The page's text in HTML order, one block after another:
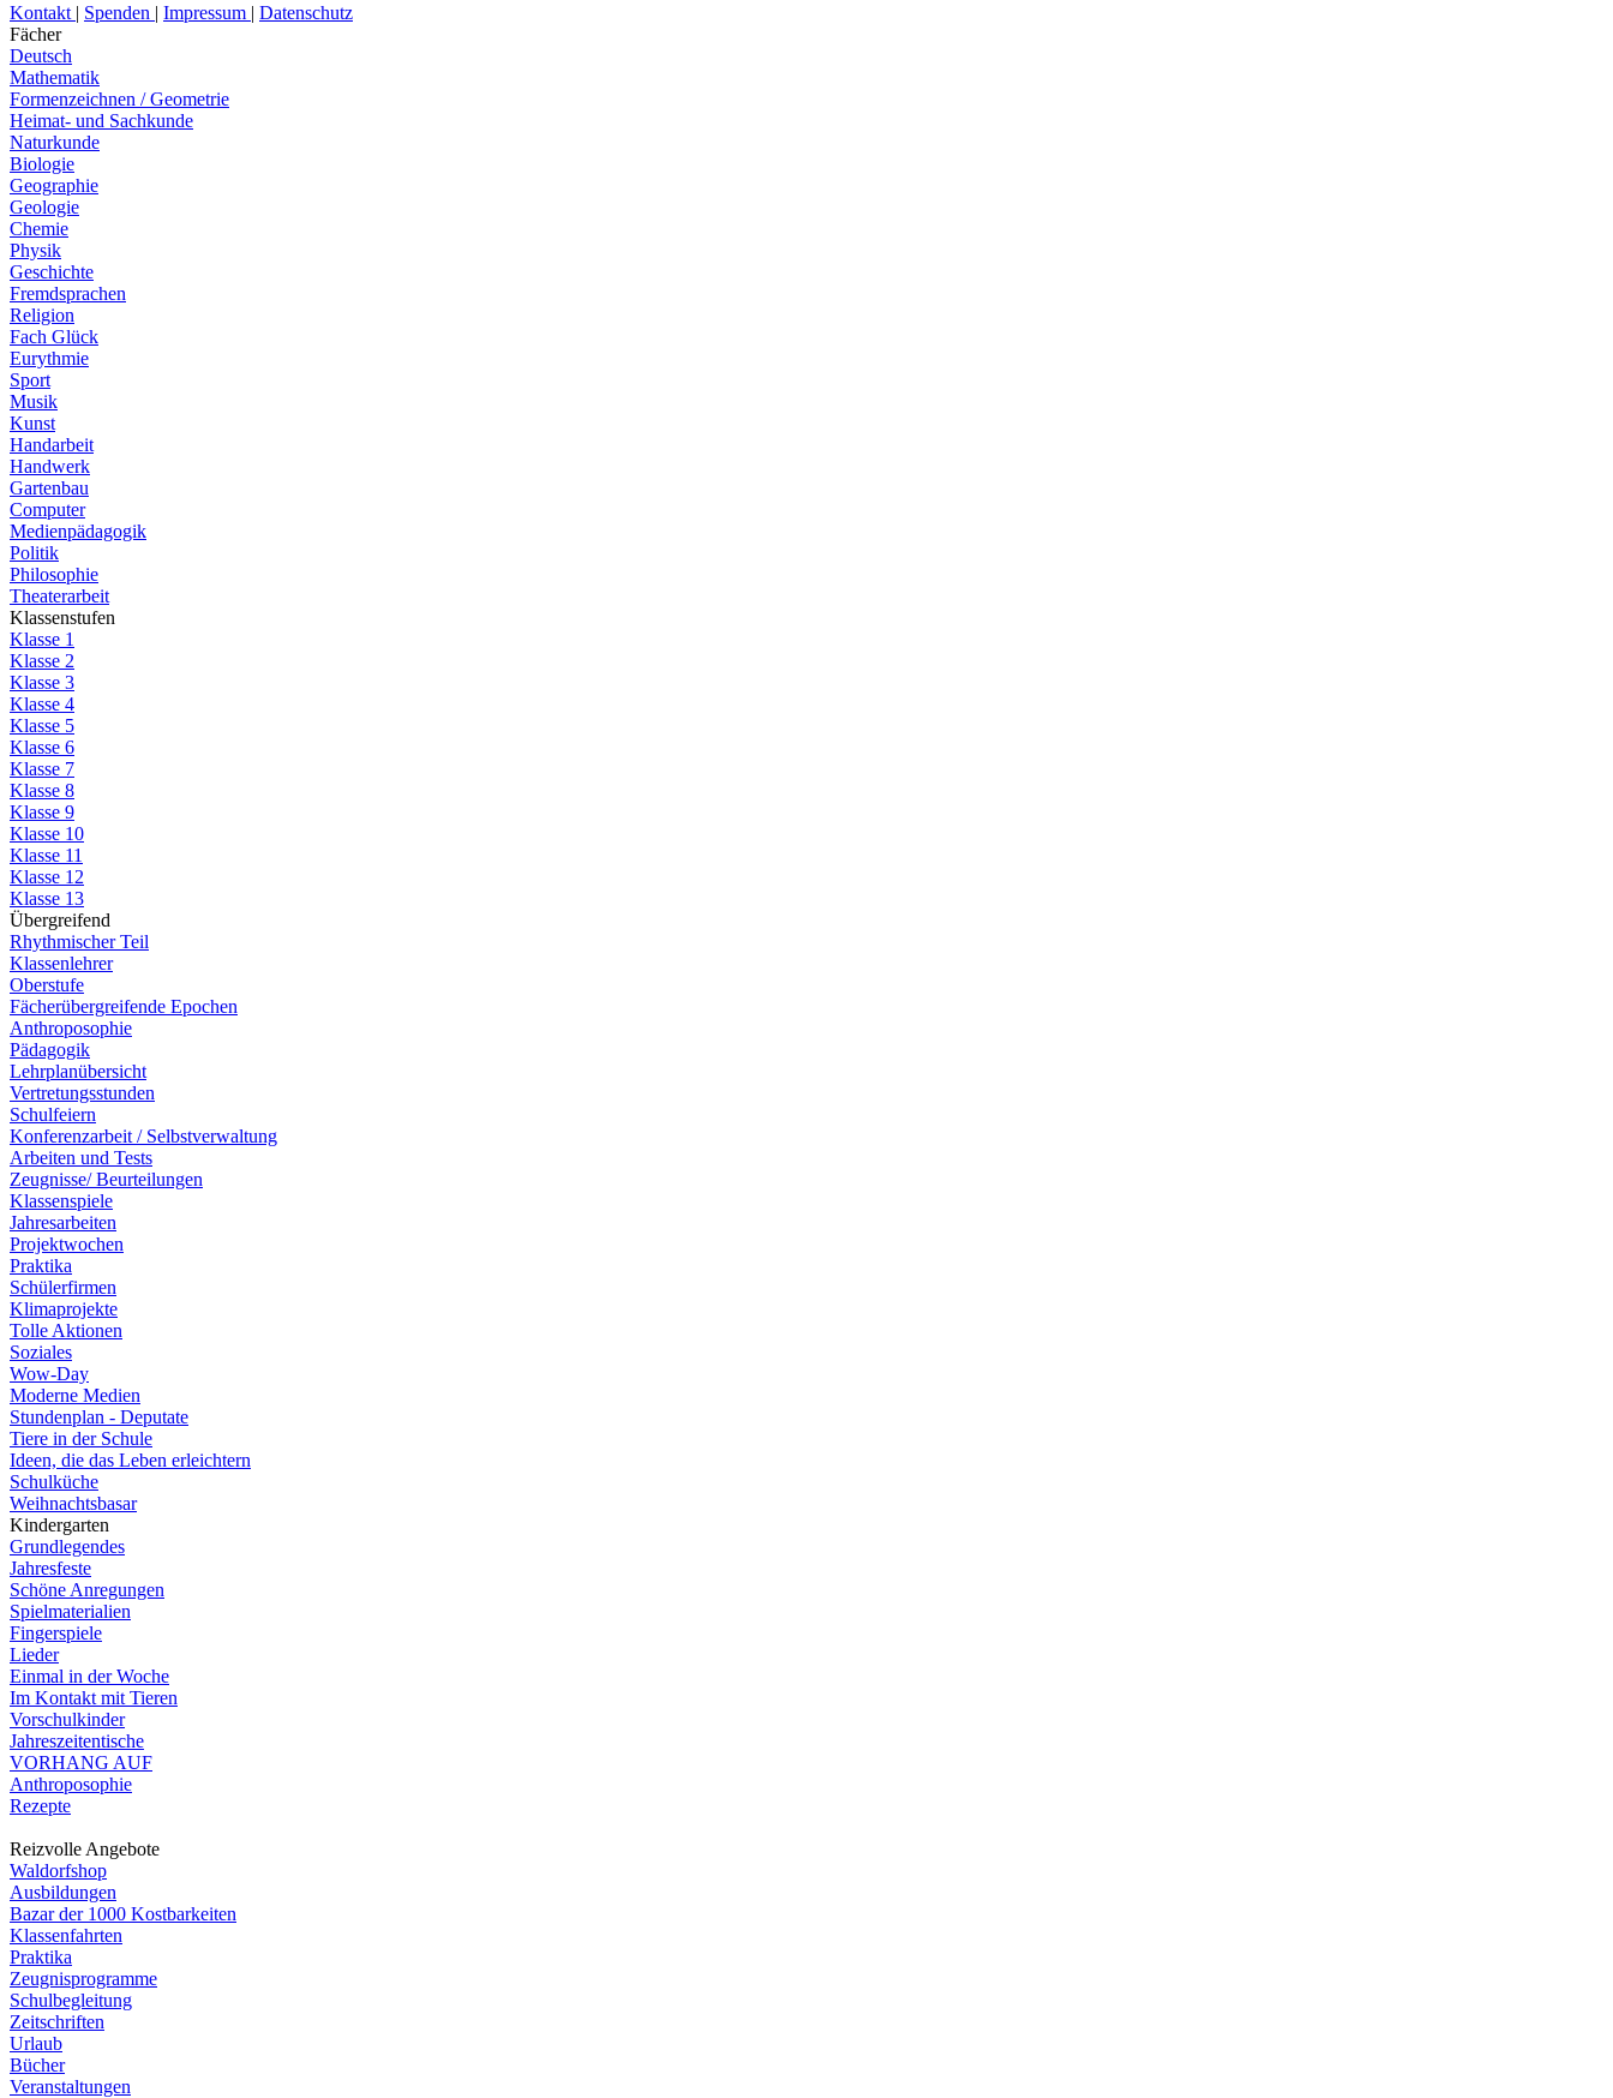
Kontakt | Spenden | Impressum | Datenschutz
Fächer
Deutsch
Mathematik
Formenzeichnen / Geometrie
Heimat- und Sachkunde
Naturkunde
Biologie
Geographie
Geologie
Chemie
Physik
Geschichte
Fremdsprachen
Religion
Fach Glück
Eurythmie
Sport
Musik
Kunst
Handarbeit
Handwerk
Gartenbau
Computer
Medienpädagogik
Politik
Philosophie
Theaterarbeit
Klassenstufen
Klasse 1
Klasse 2
Klasse 3
Klasse 4
Klasse 5
Klasse 6
Klasse 7
Klasse 8
Klasse 9
Klasse 10
Klasse 11
Klasse 12
Klasse 13
Übergreifend
Rhythmischer Teil
Klassenlehrer
Oberstufe
Fächerübergreifende Epochen
Anthroposophie
Pädagogik
Lehrplanübersicht
Vertretungsstunden
Schulfeiern
Konferenzarbeit / Selbstverwaltung
Arbeiten und Tests
Zeugnisse/ Beurteilungen
Klassenspiele
Jahresarbeiten
Projektwochen
Praktika
Schülerfirmen
Klimaprojekte
Tolle Aktionen
Soziales
Wow-Day
Moderne Medien
Stundenplan - Deputate
Tiere in der Schule
Ideen, die das Leben erleichtern
Schulküche
Weihnachtsbasar
Kindergarten
Grundlegendes
Jahresfeste
Schöne Anregungen
Spielmaterialien
Fingerspiele
Lieder
Einmal in der Woche
Im Kontakt mit Tieren
Vorschulkinder
Jahreszeitentische
VORHANG AUF
Anthroposophie
Rezepte
Reizvolle Angebote
Waldorfshop
Ausbildungen
Bazar der 1000 Kostbarkeiten
Klassenfahrten
Praktika
Zeugnisprogramme
Schulbegleitung
Zeitschriften
Urlaub
Bücher
Veranstaltungen